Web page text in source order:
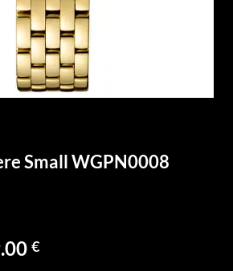
Small WGPN0008
€Aktueller